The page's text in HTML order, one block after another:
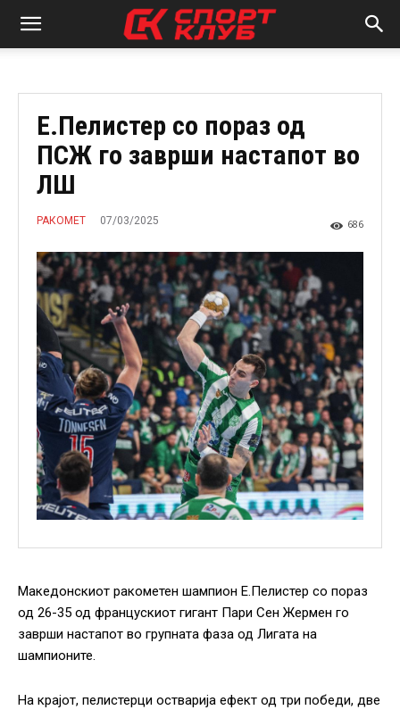
Е.Пелистер со пораз од
ПСЖ го заврши настапот во
ЛШ
РАКОМЕТ 07/03/2025 686
Македонскиот ракометен шампион Е.Пелистер со пораз
од 26-35 од францускиот гигант Пари Сен Жермен го
заврши настапот во групната фаза од Лигата на
шампионите.
На крајот, пелистерци остварија ефект од три победи, две